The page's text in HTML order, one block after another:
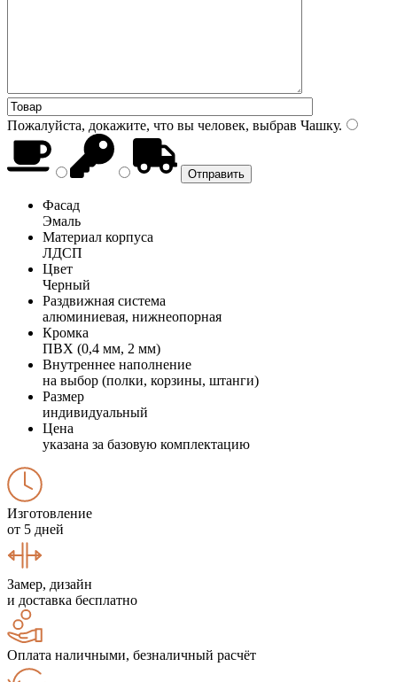
Пожалуйста, докажите, что вы человек, выбрав Чашку.
Фасад
Эмаль
Материал корпуса
ЛДСП
Цвет
Черный
Раздвижная система
алюминиевая, нижнеопорная
Кромка
ПВХ (0,4 мм, 2 мм)
Внутреннее наполнение
на выбор (полки, корзины, штанги)
Размер
индивидуальный
Цена
указана за базовую комплектацию
Изготовление
от 5 дней
Замер, дизайн
и доставка бесплатно
Оплата наличными, безналичный расчёт